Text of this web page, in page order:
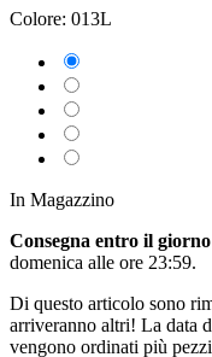
Colore: 013L
In Magazzino
Consegna entro il
domenica alle ore 23:59.
Di questo articolo sono
arriveranno altri! La data
vengono ordinati più